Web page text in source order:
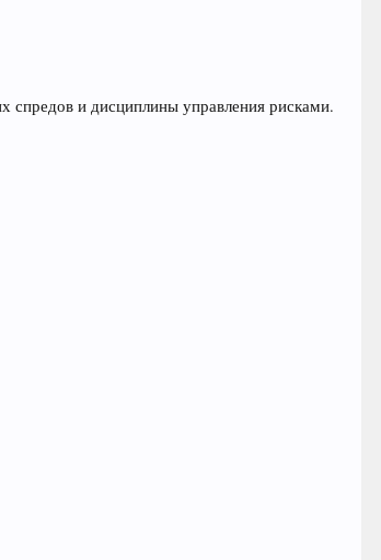
спредов и дисциплины управления рисками.